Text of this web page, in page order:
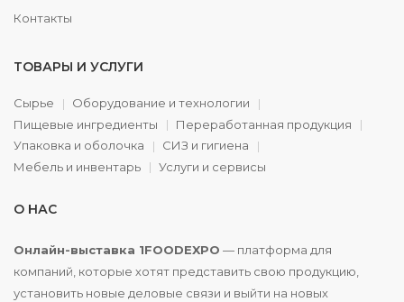
Контакты
ТОВАРЫ И УСЛУГИ
Сырье
Оборудование и технологии
Пищевые ингредиенты
Переработанная продукция
Упаковка и оболочка
СИЗ и гигиена
Мебель и инвентарь
Услуги и сервисы
О НАС
Онлайн-выставка 1FOODEXPO — платформа для
компаний, которые хотят представить свою продукцию,
установить новые деловые связи и выйти на новых